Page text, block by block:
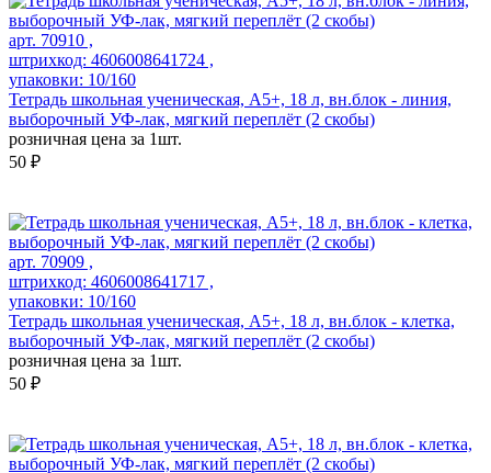
арт. 70910 ,
штрихкод: 4606008641724 ,
упаковки: 10/160
Тетрадь школьная ученическая, А5+, 18 л, вн.блок - линия,
выборочный УФ-лак, мягкий переплёт (2 скобы)
розничная цена за 1шт.
50 ₽
арт. 70909 ,
штрихкод: 4606008641717 ,
упаковки: 10/160
Тетрадь школьная ученическая, А5+, 18 л, вн.блок - клетка,
выборочный УФ-лак, мягкий переплёт (2 скобы)
розничная цена за 1шт.
50 ₽